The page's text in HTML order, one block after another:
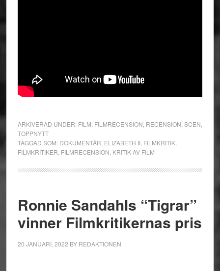
ARKIVERAD UNDER: FILM FILMRECENSION RECENSION SCEN
TOPPNYTT
TAGGAD SOM: DOKUMENTÄR ELIZABETH II, FILMKRITIK,
FILMKRITIKER FILMRECENSION KRITIK AV FILM
Ronnie Sandahls “Tigrar”
vinner Filmkritikernas pris
20 JANUARI, 2022 BY REDAKTIONEN